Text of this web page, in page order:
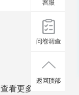
查看更多>>